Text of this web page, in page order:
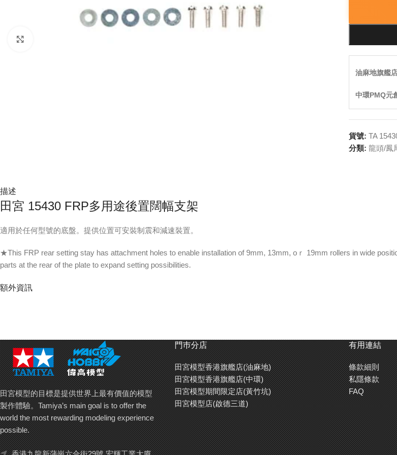
油麻地旗艦
中環PMQ元
貨號: TA
分類: 龍頭/鳳
描述
田宮 15430 FRP多用途後置闊幅支架
適用於任何型號的底盤。提供位置可安裝制震和減速裝置。
★This FRP rear setting stay has attachment holes to enable installation of 9mm, 13mm, oｒ 19mm rollers in wide
parts at the rear of the plate to expand setting possibilities.
額外資訊
田宮模型的目標是提供世界上最有價值的模型
製作體驗。Tamiya’s main goal is to offer the
world the most rewarding modeling experience
possible.
門巿分店
田宮模型香港旗艦店(油麻地)
田宮模型香港旗艦店(中環)
田宮模型期間限定店(黃竹坑)
田宮模型店(啟德三道)
有用連結
條款細則
私隱條款
FAQ